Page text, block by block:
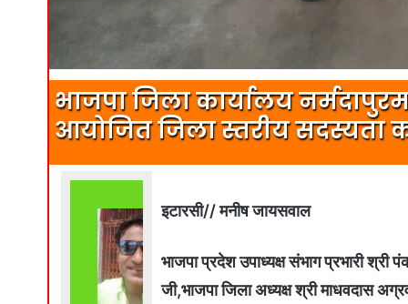
भाजपा जिला कार्यालय
आयोजित जिला स्तरीय सदस्यता
इटारसी// मनीष जायसवाल
भाजपा प्रदेश उपाध्यक्ष संभाग प्रभारी श्री
जी,भाजपा जिला अध्यक्ष श्री माधवदास